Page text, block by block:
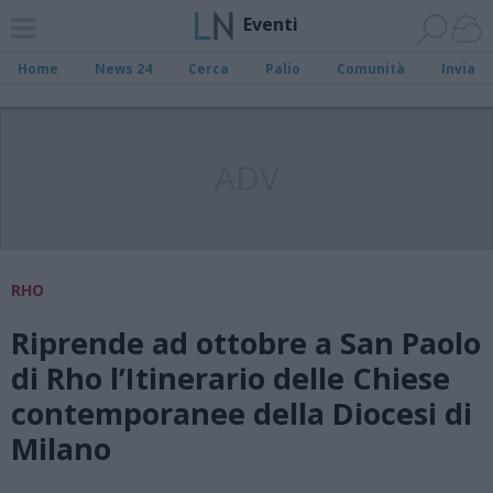
Eventi
Home News 24 Cerca Palio Comunità Invia
RHO
Riprende ad ottobre a San Paolo
di Rho l’Itinerario delle Chiese
contemporanee della Diocesi di
Milano